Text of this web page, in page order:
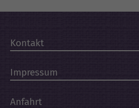
Kontakt
Impressum
Anfahrt